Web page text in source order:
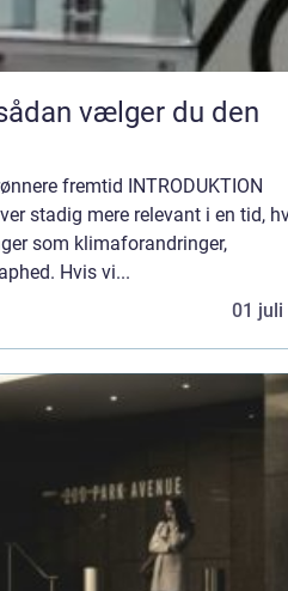
vælger du den
fremtid INTRODUKTION
stadig mere relevant i en tid,
som klimaforandringer,
Hvis vi...
01 juli